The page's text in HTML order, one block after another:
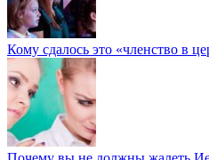
Кому сдалось это «членство в